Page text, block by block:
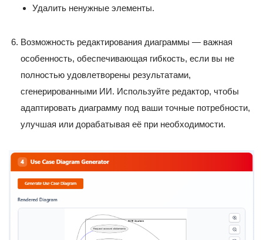
Удалить ненужные элементы.
Возможность редактирования диаграммы — важная
особенность, обеспечивающая гибкость, если вы не
полностью удовлетворены результатами,
сгенерированными ИИ. Используйте редактор, чтобы
адаптировать диаграмму под ваши точные потребности,
улучшая или дорабатывая её при необходимости.